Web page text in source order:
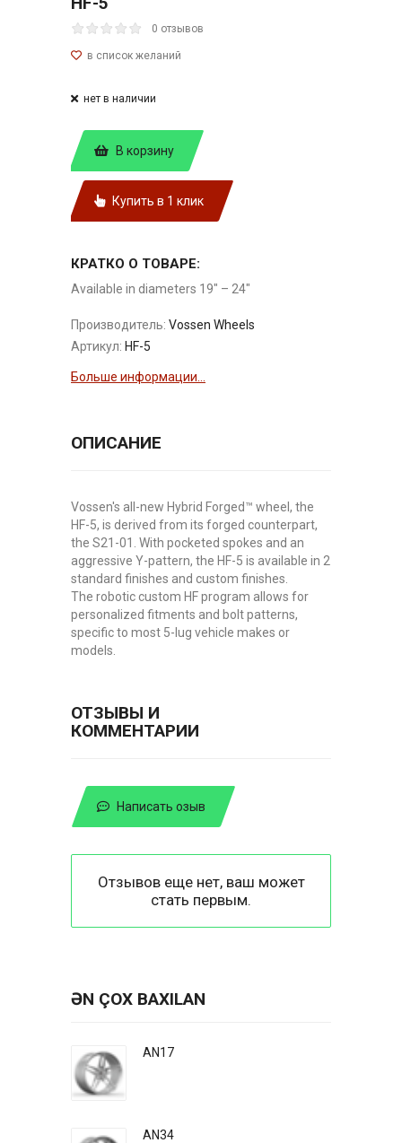
0 отзывов
нет в наличии
В корзину
Купить в 1 клик
КРАТКО О ТОВАРЕ:
Available in diameters 19″ – 24″
Производитель: Vossen Wheels
Артикул: HF-5
Больше информации...
ОПИСАНИЕ
Vossen's all-new Hybrid Forged™ wheel, the
HF-5, is derived from its forged counterpart,
the S21-01. With pocketed spokes and an
aggressive Y-pattern, the HF-5 is available in 2
standard finishes and custom finishes.
The robotic custom HF program allows for
personalized fitments and bolt patterns,
specific to most 5-lug vehicle makes or
models.
ОТЗЫВЫ И
КОММЕНТАРИИ
Написать озыв
Отзывов еще нет, ваш может
стать первым.
ƏN ÇOX BAXILAN
AN17
AN34